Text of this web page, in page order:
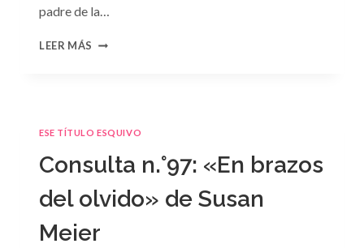
padre de la…
LEER MÁS CONSULTA
NEGOCIOS»
SARA
CRAVEN
ESE TÍTULO ESQUIVO
Consulta n.°97: «En brazos
del olvido» de Susan
Meier